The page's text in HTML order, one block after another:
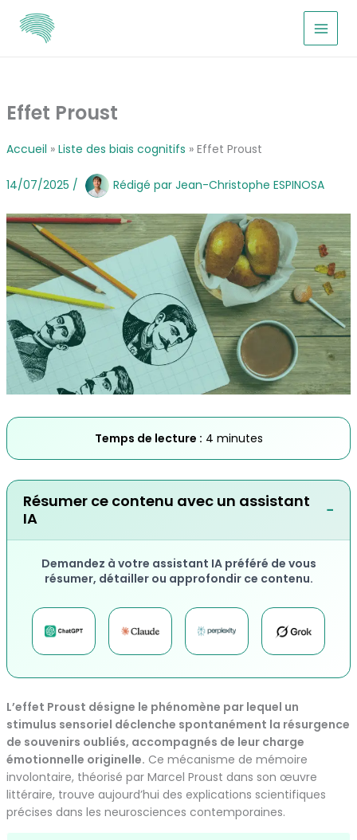
contenu
Effet Proust
Accueil Liste des biais cognitifs Effet Proust
14/07/2025 / Rédigé par Jean-Christophe ESPINOSA
Temps de lecture : 4 minutes
Résumer ce contenu avec un assistant
IA
−
Demandez à votre assistant IA préféré de vous
résumer, détailler ou approfondir ce contenu.
L’effet Proust désigne le phénomène par lequel un
stimulus sensoriel déclenche spontanément la résurgence
de souvenirs oubliés, accompagnés de leur charge
émotionnelle originelle. Ce mécanisme de mémoire
involontaire, théorisé par Marcel Proust dans son œuvre
littéraire, trouve aujourd’hui des explications scientifiques
précises dans les neurosciences contemporaines.